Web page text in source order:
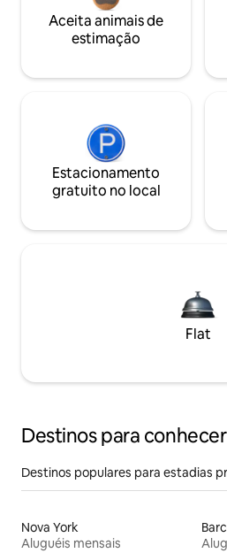
Aceita animais de
estimação
Estacionamento
gratuito no local
Flat
Destinos para conhecer
Destinos populares para estadias
Nova York
Aluguéis mensais